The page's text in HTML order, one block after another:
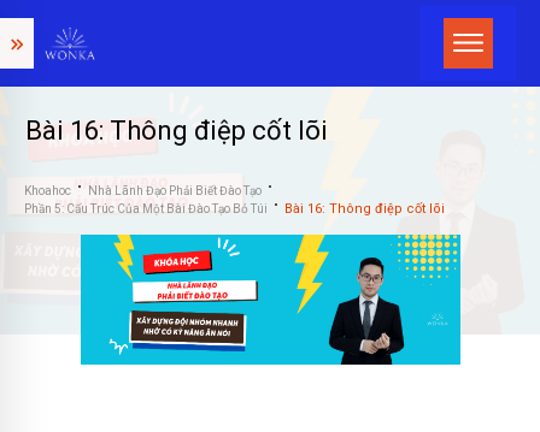
Bài 16: Thông điệp cốt lõi
Khoahoc
Nhà Lãnh Đạo Phải Biết Đào Tạo
Phần 5: Cấu Trúc Của Một Bài Đào Tạo Bỏ Túi
Bài 16: Thông điệp cốt lõi